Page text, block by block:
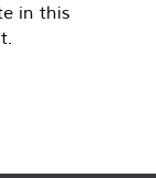
in this